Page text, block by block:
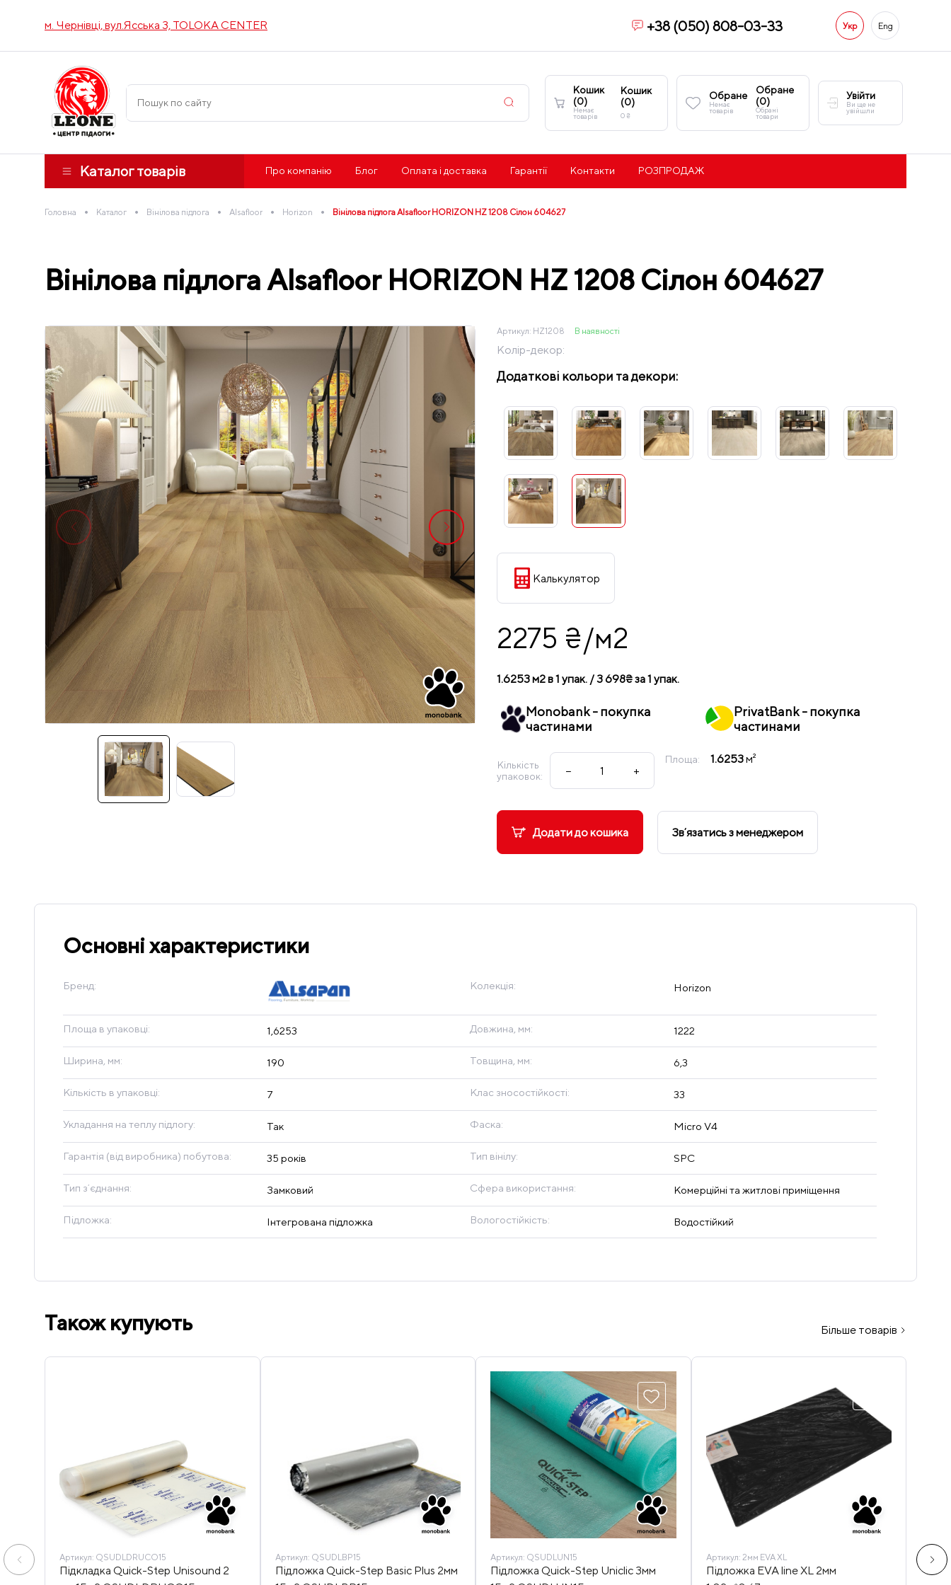
м. Чернівці, вул.Ясська 3, TOLOKA CENTER +38 (050) 808-03-33 Укр Eng
Кошик
(0)
Немає
товарів
Кошик
(0)
0₴
Обране
Немає
товарів
Обране
(0)
Обрані
товари
Увійти
Ви ще не
увійшли
Каталог товарів Про компанію Блог Оплата і доставка Гарантії Контакти РОЗПРОДАЖ
Головна • Каталог • Вінілова підлога • Alsafloor • Horizon • Вінілова підлога Alsafloor HORIZON HZ 1208 Сілон 604627
Вінілова підлога Alsafloor HORIZON HZ 1208 Сілон 604627
Артикул: HZ1208 В наявності
Колір-декор:
Додаткові кольори та декори:
Калькулятор
2275 ₴/м2
1.6253 м2 в 1 упак. / 3 698₴ за 1 упак.
Monobank - покупка
частинами
PrivatBank - покупка
частинами
Кількість
упаковок:
− +
Площа: 1.6253м²
Додати до кошика Звʼязатись з менеджером
Основні характеристики
Бренд: Колекція: Horizon
Площа в упаковці: 1,6253 Довжина, мм: 1222
Ширина, мм: 190 Товщина, мм: 6,3
Кількість в упаковці: 7 Клас зносостійкості: 33
Укладання на теплу підлогу: Так Фаска: Micro V4
Гарантія (від виробника) побутова: 35 років Тип вінілу: SPC
Тип зʼєднання: Замковий Сфера використання: Комерційні та житлові приміщення
Підложка: Інтегрована підложка Вологостійкість: Водостійкий
Також купують Більше товарів
Артикул: QSUDLDRUCO15
Підкладка Quick-Step Unisound 2
Артикул: QSUDLBP15
Підложка Quick-Step Basic Plus 2мм
Артикул: QSUDLUN15
Підложка Quick-Step Uniclic 3мм
Артикул: 2мм EVA XL
Підложка EVA line XL 2мм